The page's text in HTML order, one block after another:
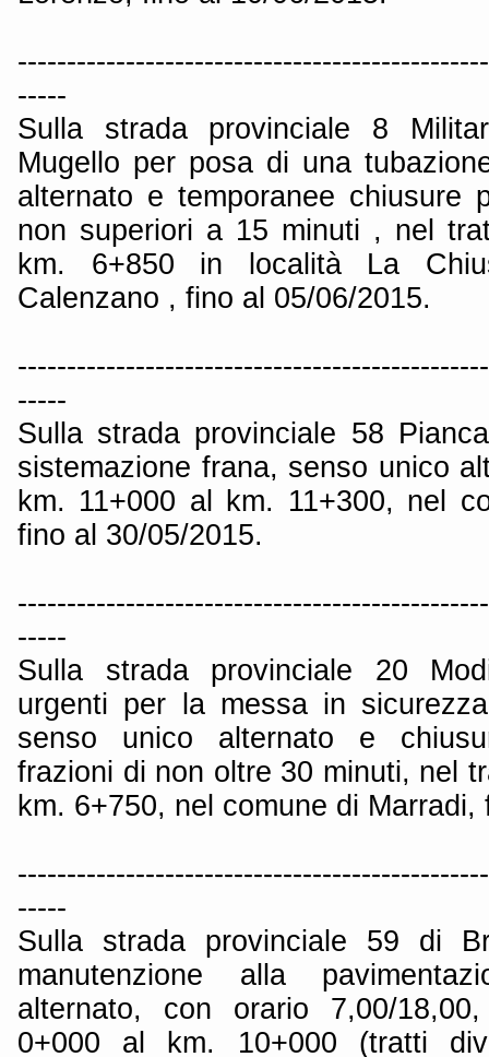
-----
Sulla strada provinciale 8
Mugello per posa di una
alternato e temporanee chiusure
non superiori a 15 minuti , nel
km. 6+850 in località La
Calenzano , fino al 05/06/2015.
-----
Sulla strada provinciale 58
sistemazione frana, senso unico
km. 11+000 al km. 11+300, nel
fino al 30/05/2015.
-----
Sulla strada provinciale 20
urgenti per la messa in
senso unico alternato e
frazioni di non oltre 30 minuti, nel
km. 6+750, nel comune di
-----
Sulla strada provinciale 59 di
manutenzione alla
alternato, con orario 7,00/
0+000 al km. 10+000 (tratti